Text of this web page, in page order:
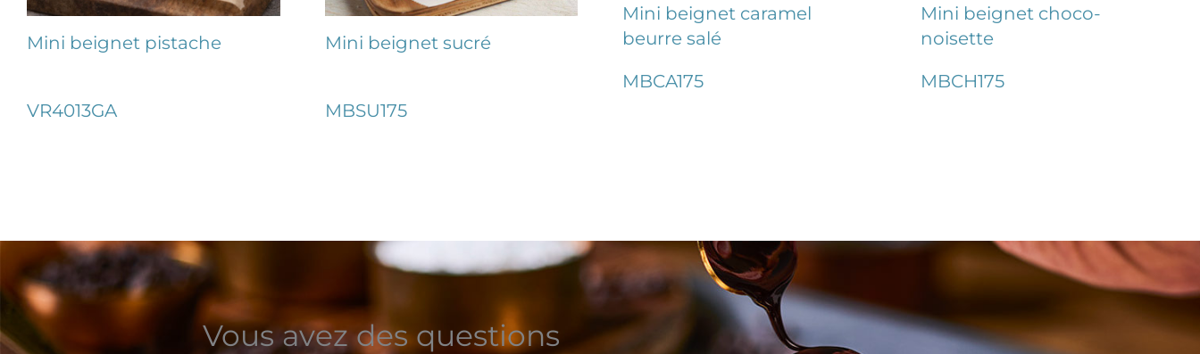
Mini beignet pistache
VR4013GA
Mini beignet sucré
MBSU175
Mini beignet caramel
beurre salé
MBCA175
Mini beignet choco-
noisette
MBCH175
Vous avez des questions